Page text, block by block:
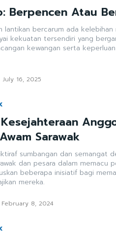
Berpencen Atau
lantikan bercarum ada kelebihan
kekuatan tersendiri yang
kewangan serta
July 16, 2025
Sarawak
sumbangan dan semangat
dan pesara dalam memacu
beberapa inisiatif bagi
mereka.
February 8, 2024